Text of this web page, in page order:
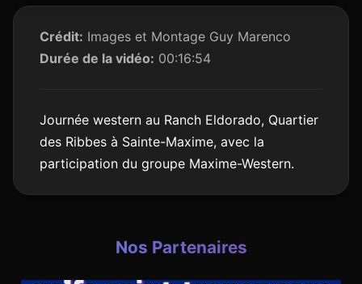
Crédit: Images et Montage Guy Marenco
Durée de la vidéo: 00:16:54
Journée western au Ranch Eldorado, Quartier
des Ribbes à Sainte-Maxime, avec la
participation du groupe Maxime-Western.
Nos Partenaires